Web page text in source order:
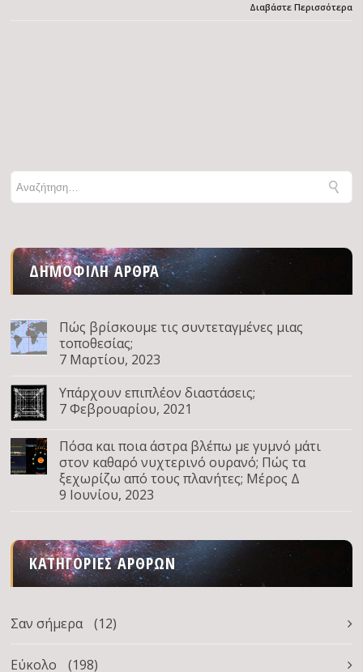
Διαβάστε Περισσότερα
ΔΗΜΟΦΙΛΉ ΆΡΘΡΑ
Πώς βρίσκουμε τις συντεταγμένες μιας
τοποθεσίας;
7 Μαρτίου, 2023
Υπάρχουν επιπλέον διαστάσεις;
7 Φεβρουαρίου, 2021
Πόσα και ποια άστρα βλέπω με γυμνό μάτι
στον καθαρό νυχτερινό ουρανό; Πώς τα
ξεχωρίζω από τους πλανήτες; Μέρος Δ
9 Ιουνίου, 2023
ΚΑΤΗΓΟΡΊΕΣ ΆΡΘΡΩΝ
Σαν σήμερα (12)
Εύκολο (198)